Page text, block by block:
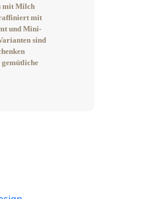
mit Milch
mit
und Mini-
sind
gemütliche